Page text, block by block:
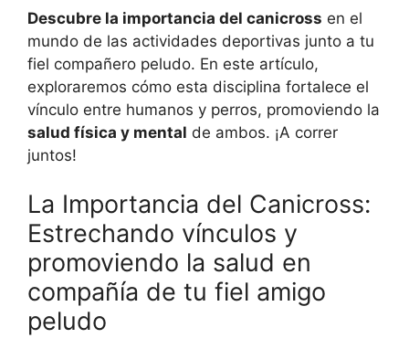
Descubre la importancia del canicross en el
mundo de las actividades deportivas junto a tu
fiel compañero peludo. En este artículo,
exploraremos cómo esta disciplina fortalece el
vínculo entre humanos y perros, promoviendo la
salud física y mental de ambos. ¡A correr
juntos!
La Importancia del Canicross:
Estrechando vínculos y
promoviendo la salud en
compañía de tu fiel amigo
peludo